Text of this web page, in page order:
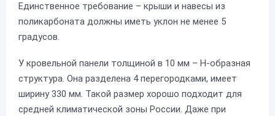
Единственное требование – крыши и навесы из
поликарбоната должны иметь уклон не менее 5
градусов.
У кровельной панели толщиной в 10 мм – Н-образная
структура. Она разделена 4 перегородками, имеет
ширину 330 мм. Такой размер хорошо подходит для
средней климатической зоны России. Даже при